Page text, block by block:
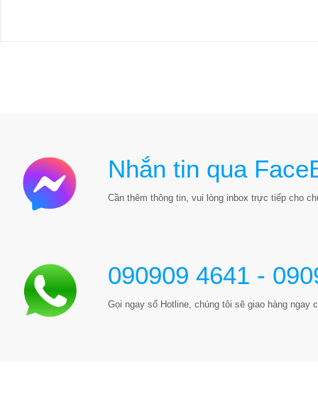
Nhắn tin qua
Cần thêm thông tin, vui lòng inbox trực tiếp cho
090909 4641 -
Gọi ngay số Hotline, chúng tôi sẽ giao hàng ngay